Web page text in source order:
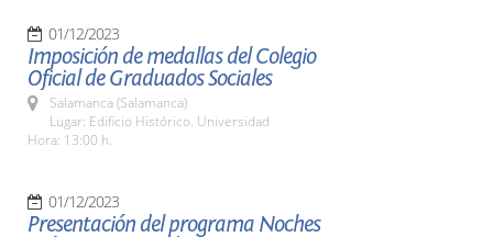
01/12/2023
Imposición de medallas del Colegio
Oficial de Graduados Sociales
Salamanca (Salamanca)
Lugar: Edificio Histórico. Universidad
Hora: 13:00 h.
01/12/2023
Presentación del programa Noches